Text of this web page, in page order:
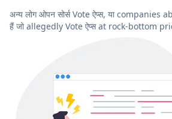
अन्य लोग ओपन सोर्स Vote ऐप्स, या companies
हैं जो allegedly Vote ऐप्स at rock-bottom